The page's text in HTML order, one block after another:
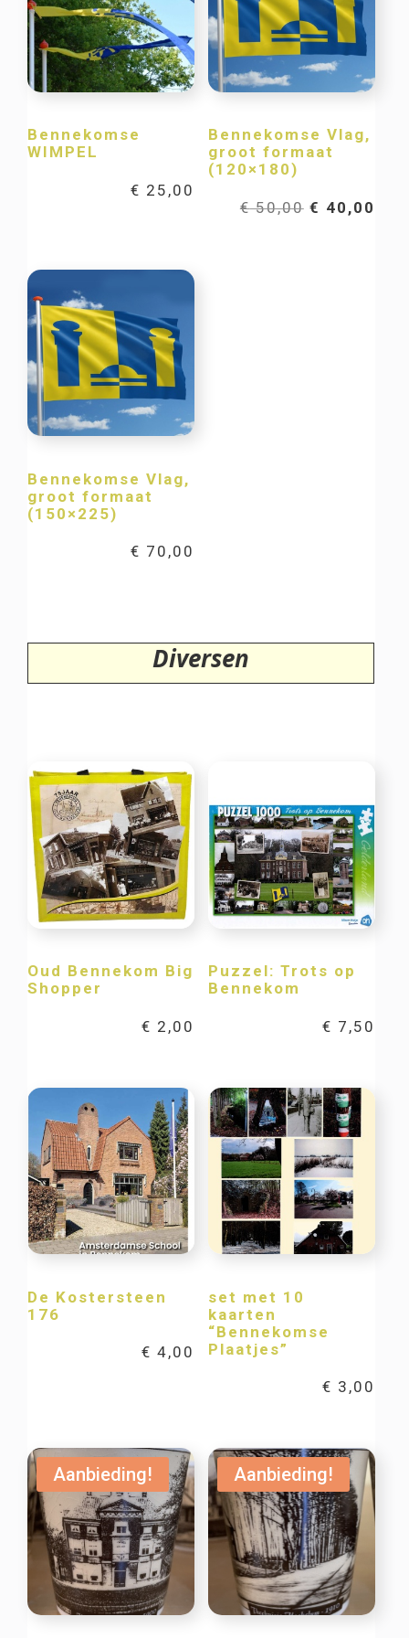
Bennekomse
WIMPEL
€ 25,00
Bennekomse Vlag,
groot formaat
(120×180)
€50,00 € 40,00
Bennekomse Vlag,
groot formaat
(150×225)
€ 70,00
Diversen
Oud Bennekom Big
Shopper
€ 2,00
Puzzel: Trots op
Bennekom
€ 7,50
De Kostersteen
176
€ 4,00
set met 10
kaarten
“Bennekomse
Plaatjes”
€ 3,00
Aanbieding! Aanbieding!